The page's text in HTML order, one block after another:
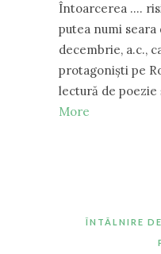
Întoarcerea ….
putea numi seara
decembrie, a.c.,
protagoniști pe
lectură de
More
ÎNTÂLNIRE